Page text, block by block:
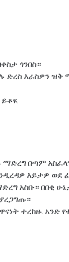
ጎንበስ።
ድረስ እራስዎን ዝቅ
ማድረግ በጣም
እይታዎ ወደ
አስቡ። በበቂ
ተረከዙ.